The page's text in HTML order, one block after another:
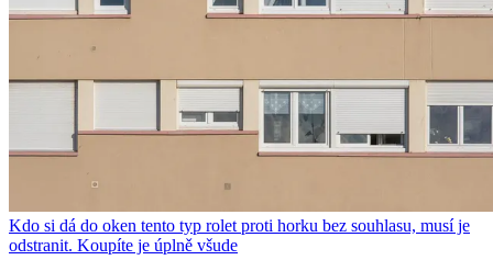
Kdo si dá do oken tento typ rolet proti horku bez souhlasu, musí je
odstranit. Koupíte je úplně všude